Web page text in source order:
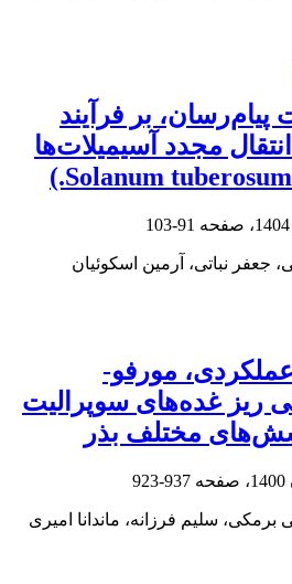
پیام‌رسان‌، بر فرآیند
مجدد آسیمیلات‌ها
91-103
جعفر نباتی، آرمین اسکوئیان
مورفو-
ریز غده‌های سوپرالیت
مختلف بذر
937-923
سلیم فرزانه، ماندانا امیری